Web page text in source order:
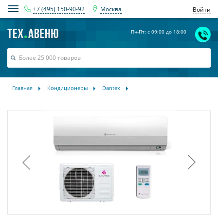
+7 (495) 150-90-92 Москва Войти
Пн-Пт: с 09:00 до 18:00
Главная Кондиционеры Dantex